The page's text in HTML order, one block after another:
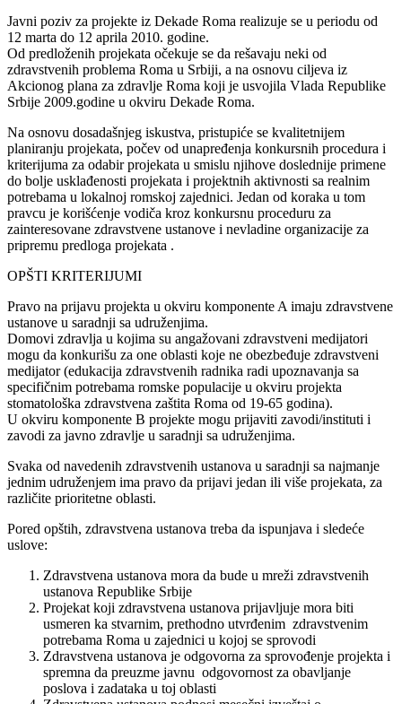
Javni poziv za projekte iz Dekade Roma realizuje se u periodu od
12 marta do 12 aprila 2010. godine.
Od predloženih projekata očekuje se da rešavaju neki od
zdravstvenih problema Roma u Srbiji, a na osnovu ciljeva iz
Akcionog plana za zdravlje Roma koji je usvojila Vlada Republike
Srbije 2009.godine u okviru Dekade Roma.
Na osnovu dosadašnjeg iskustva, pristupiće se kvalitetnijem
planiranju projekata, počev od unapređenja konkursnih procedura i
kriterijuma za odabir projekata u smislu njihove doslednije primene
do bolje usklađenosti projekata i projektnih aktivnosti sa realnim
potrebama u lokalnoj romskoj zajednici. Jedan od koraka u tom
pravcu je korišćenje vodiča kroz konkursnu proceduru za
zainteresovane zdravstvene ustanove i nevladine organizacije za
pripremu predloga projekata .
OPŠTI KRITERIJUMI
Pravo na prijavu projekta u okviru komponente A imaju zdravstvene
ustanove u saradnji sa udruženjima.
Domovi zdravlja u kojima su angažovani zdravstveni medijatori
mogu da konkurišu za one oblasti koje ne obezbeđuje zdravstveni
medijator (edukacija zdravstvenih radnika radi upoznavanja sa
specifičnim potrebama romske populacije u okviru projekta
stomatološka zdravstvena zaštita Roma od 19-65 godina).
U okviru komponente B projekte mogu prijaviti zavodi/instituti i
zavodi za javno zdravlje u saradnji sa udruženjima.
Svaka od navedenih zdravstvenih ustanova u saradnji sa najmanje
jednim udruženjem ima pravo da prijavi jedan ili više projekata, za
različite prioritetne oblasti.
Pored opštih, zdravstvena ustanova treba da ispunjava i sledeće
uslove:
Zdravstvena ustanova mora da bude u mreži zdravstvenih
ustanova Republike Srbije
Projekat koji zdravstvena ustanova prijavljuje mora biti
usmeren ka stvarnim, prethodno utvrđenim zdravstvenim
potrebama Roma u zajednici u kojoj se sprovodi
Zdravstvena ustanova je odgovorna za sprovođenje projekta i
spremna da preuzme javnu odgovornost za obavljanje
poslova i zadataka u toj oblasti